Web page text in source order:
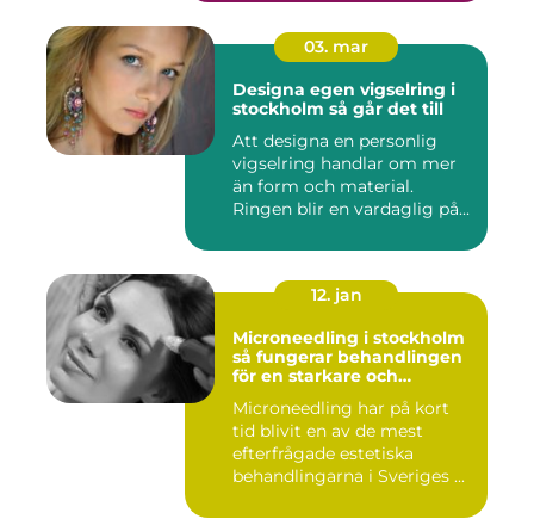
03. mar
Designa egen vigselring i
stockholm så går det till
Att designa en personlig
vigselring handlar om mer
än form och material.
Ringen blir en vardaglig på...
12. jan
Microneedling i stockholm
så fungerar behandlingen
för en starkare och
Microneedling har på kort
tid blivit en av de mest
efterfrågade estetiska
behandlingarna i Sveriges ...